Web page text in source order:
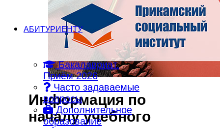
АБИТУРИЕНТУ
Бакалавриат.
Приём 2026
Часто задаваемые
вопросы
Дополнительное
образование
Информация по
началу учебного